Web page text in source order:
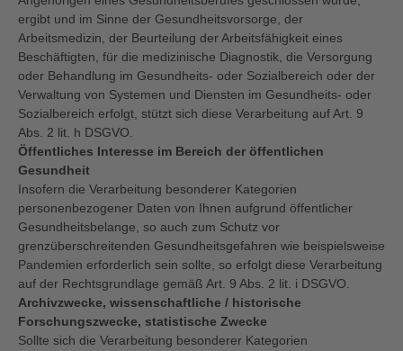
ergibt und im Sinne der Gesundheitsvorsorge, der
Arbeitsmedizin, der Beurteilung der Arbeitsfähigkeit eines
Beschäftigten, für die medizinische Diagnostik, die Versorgung
oder Behandlung im Gesundheits- oder Sozialbereich oder der
Verwaltung von Systemen und Diensten im Gesundheits- oder
Sozialbereich erfolgt, stützt sich diese Verarbeitung auf Art. 9
Abs. 2 lit. h DSGVO.
Öffentliches Interesse im Bereich der öffentlichen
Gesundheit
Insofern die Verarbeitung besonderer Kategorien
personenbezogener Daten von Ihnen aufgrund öffentlicher
Gesundheitsbelange, so auch zum Schutz vor
grenzüberschreitenden Gesundheitsgefahren wie beispielsweise
Pandemien erforderlich sein sollte, so erfolgt diese Verarbeitung
auf der Rechtsgrundlage gemäß Art. 9 Abs. 2 lit. i DSGVO.
Archivzwecke, wissenschaftliche / historische
Forschungszwecke, statistische Zwecke
Sollte sich die Verarbeitung besonderer Kategorien